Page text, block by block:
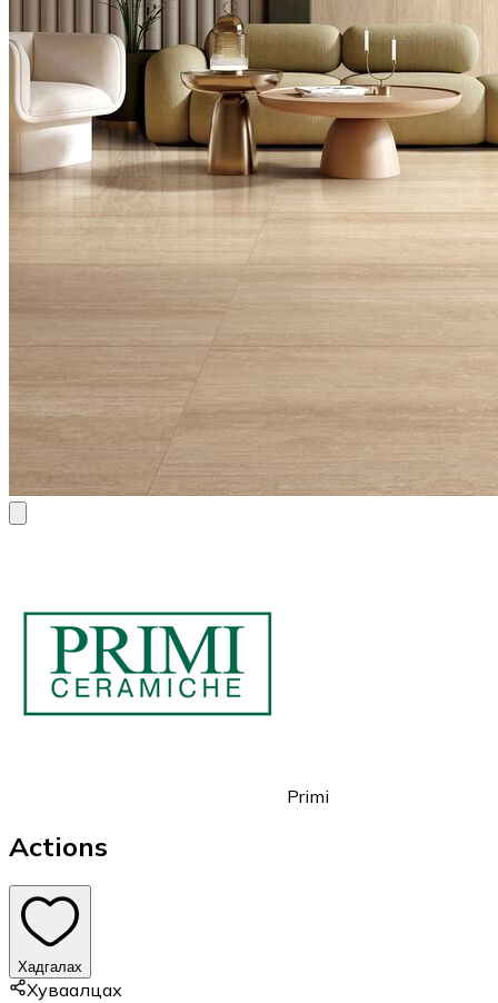
Primi
Actions
Хадгалах
Хуваалцах